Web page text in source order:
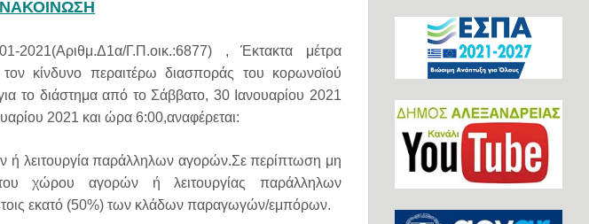
2021(Αριθμ.Δ1α/Γ.Π.οικ.:6877),
Έκτακτα μέτρα
κίνδυνο περαιτέρω διασποράς του κορωνοϊού
το διάστημα από το Σάββατο, 30 Ιανουαρίου 2021
2021 και ώρα 6:00,αναφέρεται:
λειτουργία παράλληλων αγορών.Σε περίπτωση μη
του χώρου αγορών ή λειτουργίας παράλληλων
τοις εκατό (50%) των κλάδων παραγωγών/εμπόρων.